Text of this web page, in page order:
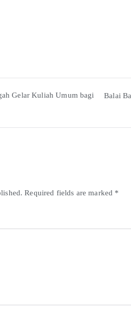
Gelar Kuliah Umum bagi
Balai
Required fields are marked *